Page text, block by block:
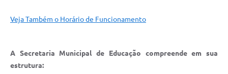
Veja Também o Horário de Funcionamento
A Secretaria Municipal de Educação compreende em sua
estrutura: